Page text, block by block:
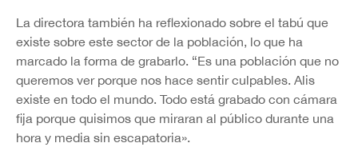
La directora también ha reflexionado sobre el tabú que
existe sobre este sector de la población, lo que ha
marcado la forma de grabarlo. “Es una población que no
queremos ver porque nos hace sentir culpables. Alis
existe en todo el mundo. Todo está grabado con cámara
fija porque quisimos que miraran al público durante una
hora y media sin escapatoria».